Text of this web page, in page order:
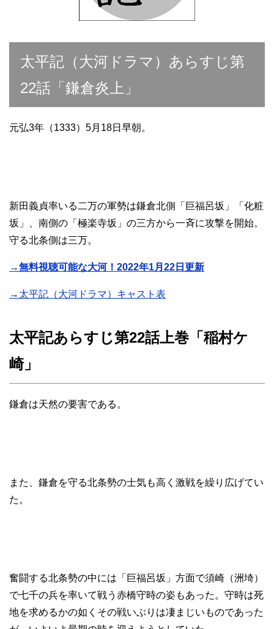
太平記（大河ドラマ）あらすじ第
22話「鎌倉炎上」
元弘3年（1333）5月18日早朝。
新田義貞率いる二万の軍勢は鎌倉北側「巨福呂坂」「化粧
坂」、南側の「極楽寺坂」の三方から一斉に攻撃を開始。
守る北条側は三万。
→無料視聴可能な大河！2022年1月22日更新
→太平記（大河ドラマ）キャスト表
太平記あらすじ第22話上巻「稲村ケ
崎」
鎌倉は天然の要害である。
また、鎌倉を守る北条勢の士気も高く激戦を繰り広げてい
た。
奮闘する北条勢の中には「巨福呂坂」方面で須崎（洲埼）
で七千の兵を率いて戦う赤橋守時の姿もあった。守時は死
地を求めるかの如くその戦いぶりは凄まじいものであった